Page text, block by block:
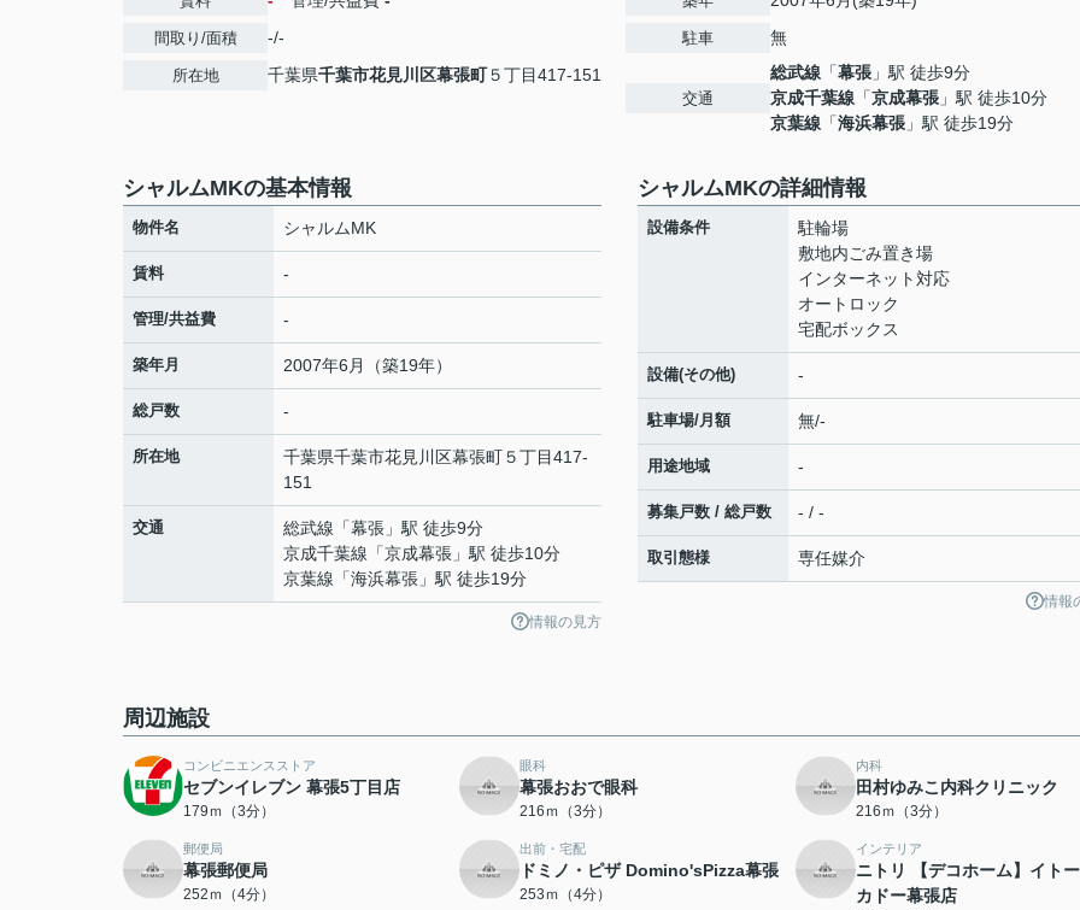
間取り/面積 -/-
所在地 千葉県千葉市花見川区幕張町５丁目417-151
駐車 無
交通
総武線 「幕張 」駅 徒歩9分
京成千葉線 「京成幕張 」駅 徒歩10分
京葉線 「海浜幕張 」駅 徒歩19分
シャルムMKの基本情報
物件名 シャルムMK
賃料 -
管理/共益費 -
築年月 2007年6月（築19年）
総戸数 -
所在地 千葉県千葉市花見川区幕張町５丁目417-
151
交通 総武線 「幕張 」駅 徒歩9分
京成千葉線 「京成幕張 」駅 徒歩10分
京葉線 「海浜幕張 」駅 徒歩19分
情報の見方
シャルムMKの詳細情報
設備条件
駐輪場
敷地内ごみ置き場
インターネット対応
オートロック
宅配ボックス
設備(その他) -
駐車場/月額 無/-
用途地域 -
募集戸数 / 総戸数 - / -
取引態様 専任媒介
情報
周辺施設
コンビニエンスストア
セブンイレブン 幕張5丁目店
179ｍ（3分）
眼科
幕張おおで眼科
216ｍ（3分）
内科
田村ゆみこ内科クリニック
216ｍ（3分）
郵便局
幕張郵便局
252ｍ（4分）
出前・宅配
ドミノ・ピザ Domino'sPizza幕張
253ｍ（4分）
インテリア
ニトリ 【デコホーム】イト
カドー幕張店